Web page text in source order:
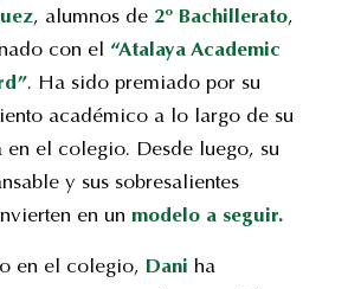
, alumnos de 2º Bachillerato,
con el “AtalayaAcademic
. Ha sido premiado por su
académico a lo largo de su
en el colegio. Desde luego, su
y sus sobresalientes
en un modelo a seguir.
en el colegio, Dani ha